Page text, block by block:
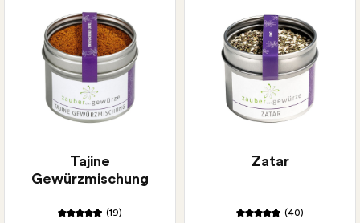
Gratis Rezeptkarte wählbar:
pochieten Eiern
Gemüse-Tajine mit
Tomatensauce
Tajine
Gewürzmischung
(19)
Gratis Rezeptkarte wählbar:
Überbackenes
Rinderlende mit
Zatar
(40)